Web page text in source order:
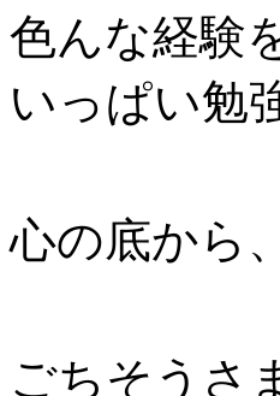
色んな経験
いっぱい勉
心の底から、
ごちそうさ